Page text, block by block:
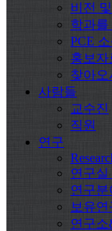
비전
학과를
PCE 소
홍보자
찾아오
사람들
교수진
직원
연구
연구실
연구분
보유연
연구소